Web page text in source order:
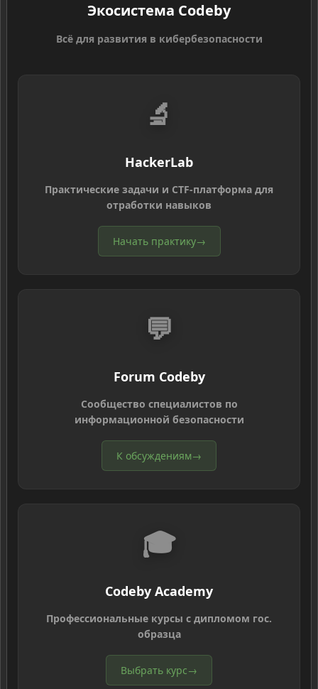
Экосистема Codeby
Всё для развития в кибербезопасности
🔬
HackerLab
Практические задачи и CTF-платформа для
отработки навыков
Начать практику→
💬
Forum Codeby
Сообщество специалистов по
информационной безопасности
К обсуждениям→
🎓
Codeby Academy
Профессиональные курсы с дипломом гос.
образца
Выбрать курс→